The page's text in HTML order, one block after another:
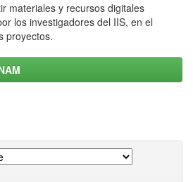
materiales y recursos digitales
los investigadores del IIS, en el
proyectos.